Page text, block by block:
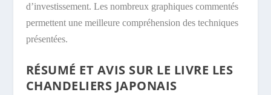
d’investissement. Les nombreux graphiques commentés
permettent une meilleure compréhension des techniques
présentées.
RÉSUMÉ ET AVIS SUR LE LIVRE LES
CHANDELIERS JAPONAIS